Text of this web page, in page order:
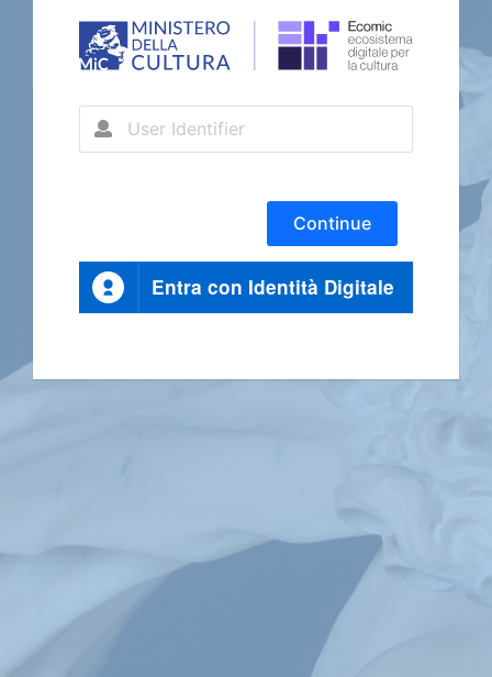
Continue
Entra con Identità Digitale